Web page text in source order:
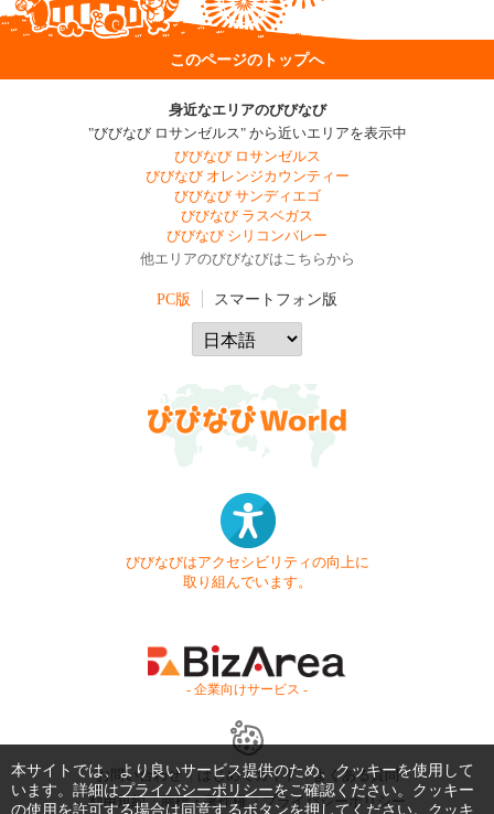
このページのトップへ
身近なエリアのびびなび
"びびなび ロサンゼルス" から近いエリアを表示中
びびなび ロサンゼルス
びびなび オレンジカウンティー
びびなび サンディエゴ
びびなび ラスベガス
びびなび シリコンバレー
他エリアのびびなびはこちらから
PC版 スマートフォン版
びびなびはアクセシビリティの向上に
取り組んでいます。
- 企業向けサービス -
お問い合わせ はじめてガイド
よくある質問
利用規約
商標・著作権 プライバシーポリシー
本サイトでは、より良いサービス提供のため、クッキーを使用して
います。詳細はプライバシーポリシーをご確認ください。クッキー
の使用を許可する場合は同意するボタンを押してください。クッキ